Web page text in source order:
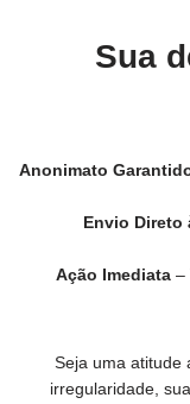
Sua
Anonimato
Envio Direto
Ação Imediata –
Seja uma atitude
irregularidade,